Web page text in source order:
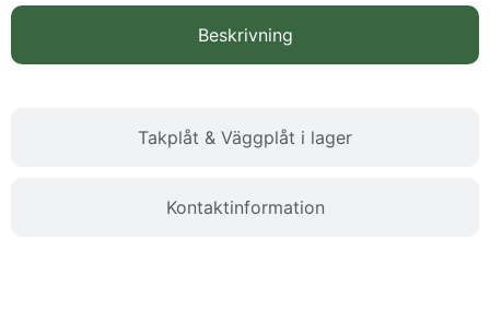
Beskrivning
Takplåt & Väggplåt i lager
Kontaktinformation